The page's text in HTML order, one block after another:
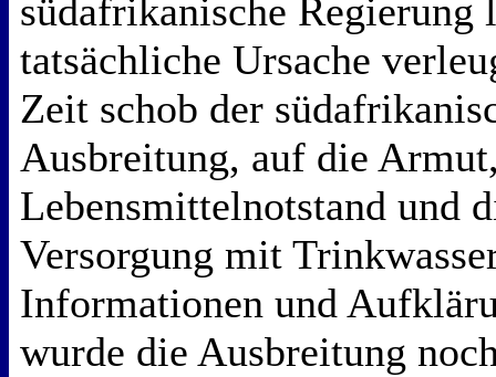
südafrikanische Regierung
tatsächliche Ursache
Zeit schob der
Ausbreitung, auf die
Lebensmittelnotstand und
Versorgung mit
Informationen und
wurde die Ausbreitung